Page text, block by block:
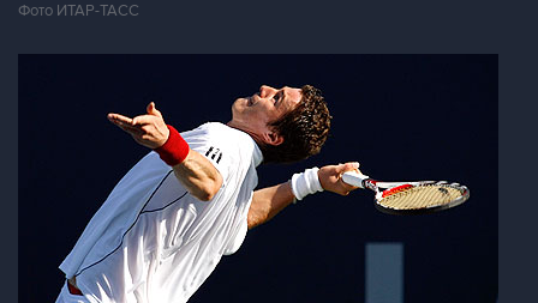
Фото ИТАР-ТАСС